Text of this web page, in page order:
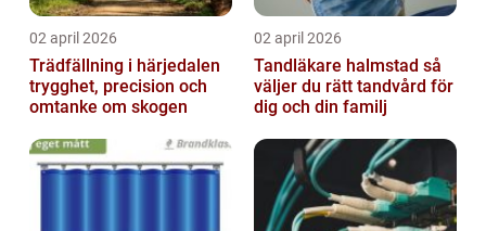
02 april 2026
Trädfällning i härjedalen
trygghet, precision och
omtanke om skogen
02 april 2026
Tandläkare halmstad så
väljer du rätt tandvård för
dig och din familj